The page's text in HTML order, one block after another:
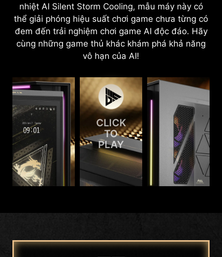
nhiệt AI Silent Storm Cooling, mẫu máy này có
thể giải phóng hiệu suất chơi game chưa từng có
đem đến trải nghiệm chơi game AI độc đáo. Hãy
cùng những game thủ khác khám phá khả năng
vô hạn của AI!
CLICK
TO
PLAY